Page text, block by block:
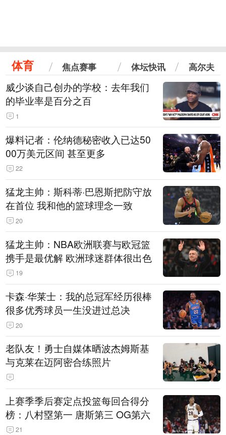
体育 焦点赛事 体坛快讯 高尔夫
威少谈自己创办的学校：去年我们
的毕业率是百分之百
1
爆料记者：伦纳德秘密收入已达50
00万美元区间 甚至更多
22
猛龙主帅：斯科蒂·巴恩斯把防守放
在首位 我和他的篮球理念一致
20
猛龙主帅：NBA欧洲联赛与欧冠篮
携手是最优解 欧洲球迷群体很出色
19
卡森·华莱士：我的总冠军经历很棒
很多优秀球员一生没进过总决
20
老队友！勇士自媒体晒波杰姆斯基
与克莱在迈阿密合练照片
上赛季季后赛定点投篮每回合得分
榜：八村塁第一 唐斯第三 OG第六
21